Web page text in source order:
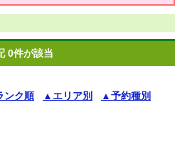
0件が該当
ンク順 ▲エリア別 ▲予約種別